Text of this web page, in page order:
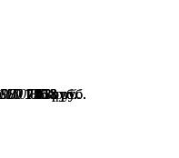
1 958руб.
980 735руб.
980 735руб.
863руб.
1 013руб.